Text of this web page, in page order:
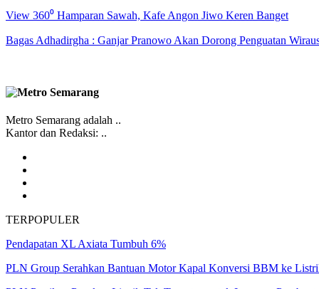
View 360⁰ Hamparan Sawah, Kafe Angon Jiwo Keren Banget
Bagas Adhadirgha : Ganjar Pranowo Akan Dorong Penguatan
Metro Semarang adalah ..
Kantor dan Redaksi: ..
TERPOPULER
Pendapatan XL Axiata Tumbuh 6%
PLN Group Serahkan Bantuan Motor Kapal Konversi BBM ke